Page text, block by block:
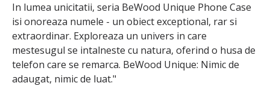
In lumea unicitatii, seria BeWood Unique Phone Case
isi onoreaza numele - un obiect exceptional, rar si
extraordinar. Exploreaza un univers in care
mestesugul se intalneste cu natura, oferind o husa de
telefon care se remarca. BeWood Unique: Nimic de
adaugat, nimic de luat."